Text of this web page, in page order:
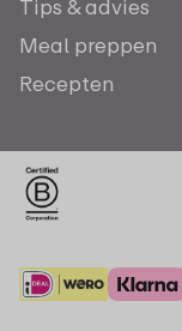
Tips & advies
Meal preppen
Recepten